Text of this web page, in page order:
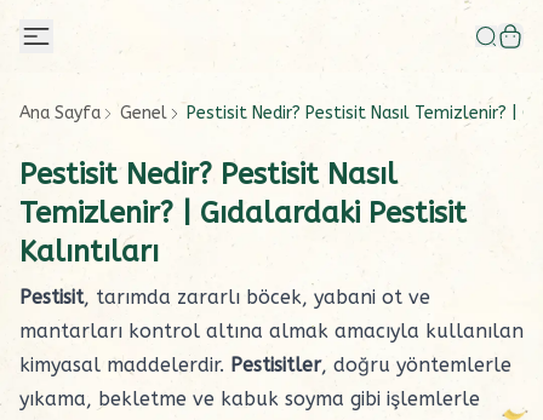
Ana Sayfa Genel Pestisit Nedir? Pestisit Nasıl Temizlenir? |
Pestisit Nedir? Pestisit Nasıl
Temizlenir? | Gıdalardaki Pestisit
Kalıntıları
Pestisit, tarımda zararlı böcek, yabani ot ve
mantarları kontrol altına almak amacıyla kullanılan
kimyasal maddelerdir. Pestisitler, doğru yöntemlerle
yıkama, bekletme ve kabuk soyma gibi işlemlerle